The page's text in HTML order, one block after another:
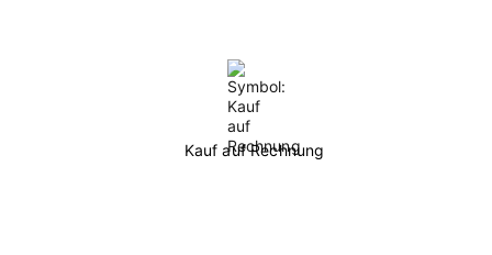
Kauf auf Rechnung